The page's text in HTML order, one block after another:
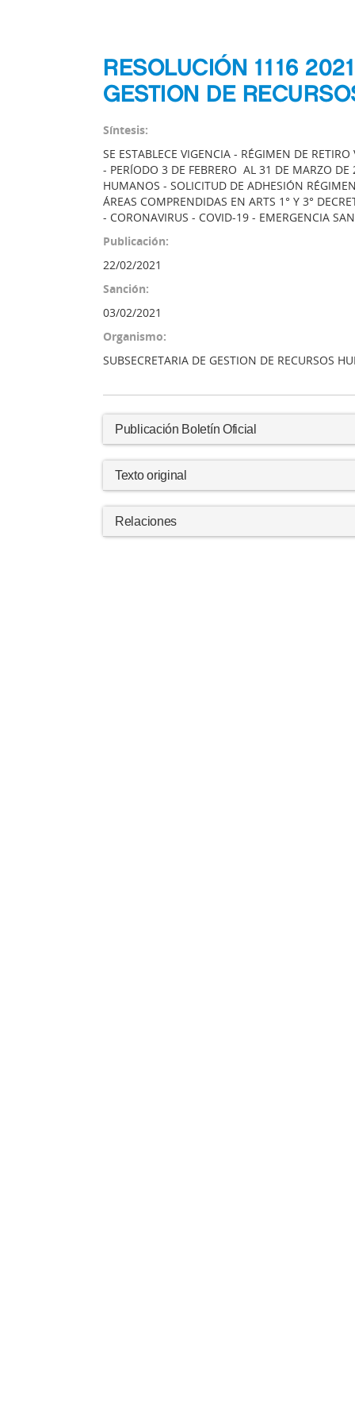
RESOLUCIÓN 1116
GESTION DE
Síntesis:
SE ESTABLECE VIGENCIA - RÉGIMEN DE
- PERÍODO 3 DE FEBRERO AL 31 DE MARZO DE
HUMANOS - SOLICITUD DE ADHESIÓN
ÁREAS COMPRENDIDAS EN ARTS 1° Y 3°
- CORONAVIRUS - COVID-19 - EMERGENCIA
Publicación:
22/02/2021
Sanción:
03/02/2021
Organismo:
SUBSECRETARIA DE GESTION DE RECURSOS
Publicación Boletín Oficial
Texto original
Relaciones